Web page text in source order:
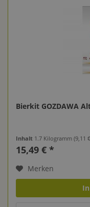
Bierkit GOZDAWA
Inhalt 1.7 Kilogramm(9,11
15,49 € *
Merken